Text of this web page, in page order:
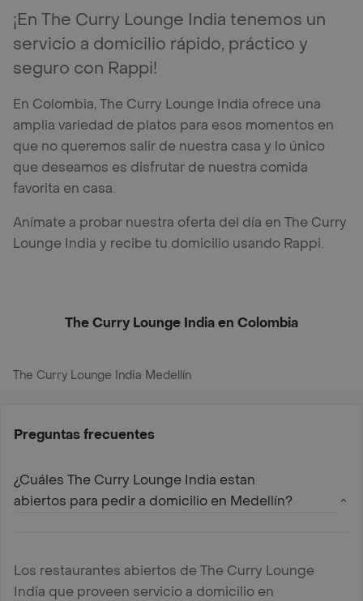
¡En The Curry Lounge India tenemos un
servicio a domicilio rápido, práctico y
seguro con Rappi!
En Colombia, The Curry Lounge India ofrece una
amplia variedad de platos para esos momentos en
que no queremos salir de nuestra casa y lo único
que deseamos es disfrutar de nuestra comida
favorita en casa.
Anímate a probar nuestra oferta del día en The Curry
Lounge India y recibe tu domicilio usando Rappi.
The Curry Lounge India en Colombia
The Curry Lounge India Medellín
Preguntas frecuentes
¿Cuáles The Curry Lounge India estan
abiertos para pedir a domicilio en Medellín?
Los restaurantes abiertos de The Curry Lounge
India que proveen servicio a domicilio en